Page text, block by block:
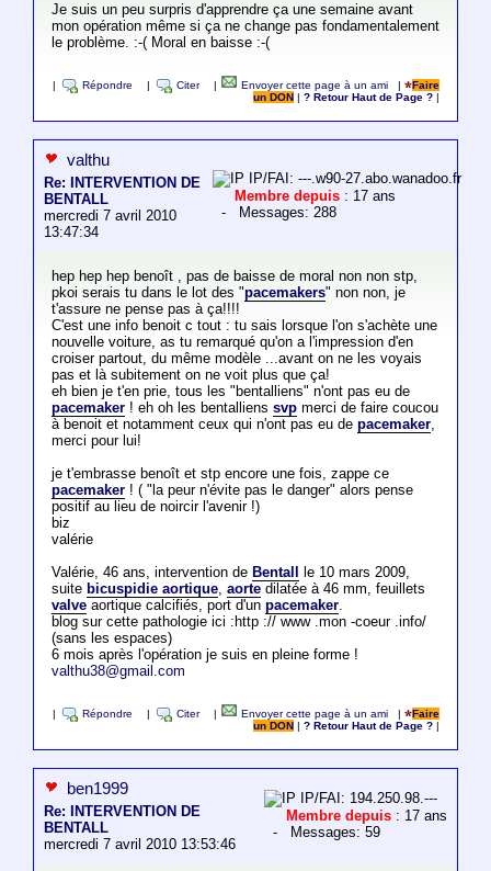
Je suis un peu surpris d'apprendre ça une semaine avant
mon opération même si ça ne change pas fondamentalement
le problème. :-( Moral en baisse :-(
Répondre Citer Envoyer cette page à un ami |
Faire
un DON
|? Retour Haut de Page ?
valthu
Re: INTERVENTION DE
BENTALL
mercredi 7 avril 2010
13:47:34
IP/FAI: ---.w90-27.abo.wanadoo.fr
Membre depuis : 17 ans
- Messages: 288
hep hep hep benoît , pas de baisse de moral non non stp,
pkoi serais tu dans le lot des "pacemakers" non non, je
t'assure ne pense pas à ça!!!!
C'est une info benoit c tout : tu sais lorsque l'on s'achète une
nouvelle voiture, as tu remarqué qu'on a l'impression d'en
croiser partout, du même modèle ...avant on ne les voyais
pas et là subitement on ne voit plus que ça!
eh bien je t'en prie, tous les "bentalliens" n'ont pas eu de
pacemaker! eh oh les bentalliens svpmerci de faire coucou
à benoit et notamment ceux qui n'ont pas eu de pacemaker,
merci pour lui!
je t'embrasse benoît et stp encore une fois, zappe ce
pacemaker! ( "la peur n'évite pas le danger" alors pense
positif au lieu de noircir l'avenir !)
biz
valérie
Valérie, 46 ans, intervention de Bentall
le 10 mars 2009,
suite bicuspidie aortique, aortedilatée à 46 mm, feuillets
valveaortique calcifiés, port d'un pacemaker.
blog sur cette pathologie ici :http :// www .mon -coeur .info/
(sans les espaces)
6 mois après l'opération je suis en pleine forme !
valthu38@gmail.com
Répondre Citer Envoyer cette page à un ami |
Faire
un DON
|? Retour Haut de Page ?
ben1999
Re: INTERVENTION DE
BENTALL
mercredi 7 avril 2010 13:53:46
IP/FAI: 194.250.98.---
Membre depuis : 17 ans
- Messages: 59